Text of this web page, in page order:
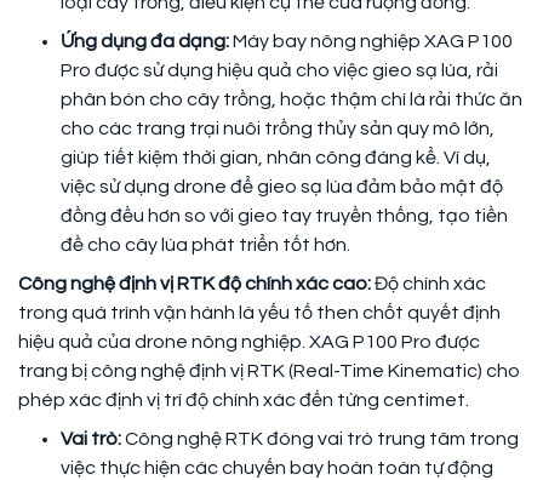
Ứng dụng đa dạng:Máy bay nông nghiệp XAG P100
Pro được sử dụng hiệu quả cho việc gieo sạ lúa, rải
phân bón cho cây trồng, hoặc thậm chí là rải thức ăn
cho các trang trại nuôi trồng thủy sản quy mô lớn,
giúp tiết kiệm thời gian, nhân công đáng kể. Ví dụ,
việc sử dụng drone để gieo sạ lúa đảm bảo mật độ
đồng đều hơn so với gieo tay truyền thống, tạo tiền
đề cho cây lúa phát triển tốt hơn.
Công nghệ định vị RTK độ chính xác cao:Độ chính xác
trong quá trình vận hành là yếu tố then chốt quyết định
hiệu quả của drone nông nghiệp. XAG P100 Pro được
trang bị công nghệ định vị RTK (Real-Time Kinematic) cho
phép xác định vị trí độ chính xác đến từng centimet.
Vai trò:Công nghệ RTK đóng vai trò trung tâm trong
việc thực hiện các chuyến bay hoàn toàn tự động